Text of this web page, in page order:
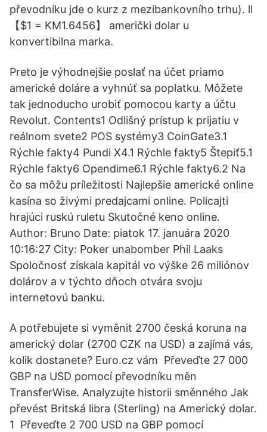
převodníku jde o kurz z mezibankovního trhu). ll
【$1 = KM1.6456】 američki dolar u
konvertibilna marka.
Preto je výhodnejšie poslať na účet priamo
americké doláre a vyhnúť sa poplatku. Môžete
tak jednoducho urobiť pomocou karty a účtu
Revolut. Contents1 Odlišný prístup k prijatiu v
reálnom svete2 POS systémy3 CoinGate3.1
Rýchle fakty4 Pundi X4.1 Rýchle fakty5 Štepiť5.1
Rýchle fakty6 Opendime6.1 Rýchle fakty6.2 Na
čo sa môžu príležitosti Najlepšie americké online
kasína so živými predajcami online. Policajti
hrajúci ruskú ruletu Skutočné keno online.
Author: Bruno Date: piatok 17. januára 2020
10:16:27 City: Poker unabomber Phil Laaks
Spoločnosť získala kapitál vo výške 26 miliónov
dolárov a v týchto dňoch otvára svoju
internetovú banku.
A potřebujete si vyměnit 2700 česká koruna na
americký dolar (2700 CZK na USD) a zajímá vás,
kolik dostanete? Euro.cz vám Převeďte 27 000
GBP na USD pomocí převodníku měn
TransferWise. Analyzujte historii směnného Jak
převést Britská libra (Sterling) na Americký dolar.
1 Převeďte 2 700 USD na GBP pomocí